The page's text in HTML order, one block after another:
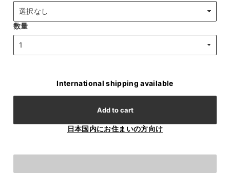
数量
International shipping available
Add to cart
日本国内にお住まいの方向け